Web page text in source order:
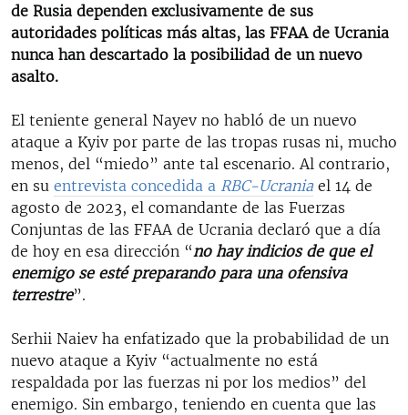
de Rusia dependen exclusivamente de sus
autoridades políticas más altas, las FFAA de Ucrania
nunca han descartado la posibilidad de un nuevo
asalto.
El teniente general Nayev no habló de un nuevo
ataque a Kyiv por parte de las tropas rusas ni, mucho
menos, del “miedo” ante tal escenario. Al contrario,
en su entrevista concedida a RBC-Ucrania el 14 de
agosto de 2023, el comandante de las Fuerzas
Conjuntas de las FFAA de Ucrania declaró que a día
de hoy en esa dirección “no hay indicios de que el
enemigo se esté preparando para una ofensiva
terrestre”.
Serhii Naiev ha enfatizado que la probabilidad de un
nuevo ataque a Kyiv “actualmente no está
respaldada por las fuerzas ni por los medios” del
enemigo. Sin embargo, teniendo en cuenta que las